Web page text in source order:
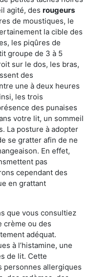
agité, des rougeurs
de moustiques, le
la cible des
les piqûres de
groupe de 3 à 5
sur le dos, les bras,
des
une à deux heures
les trois
des punaises
votre lit, un sommeil
La posture à adopter
se gratter afin de ne
En effet,
pas
cependant des
en grattant
que vous consultiez
crème ou des
adéquat.
à l’histamine, une
de lit. Cette
personnes allergiques